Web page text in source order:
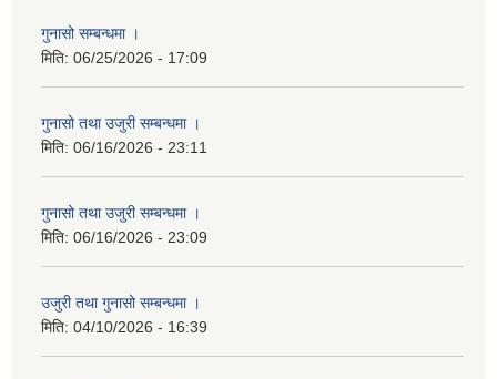
गुनासो सम्बन्धमा ।
मिति: 06/25/2026 - 17:09
गुनासो तथा उजुरी सम्बन्धमा ।
मिति: 06/16/2026 - 23:11
गुनासो तथा उजुरी सम्बन्धमा ।
मिति: 06/16/2026 - 23:09
उजुरी तथा गुनासो सम्बन्धमा ।
मिति: 04/10/2026 - 16:39